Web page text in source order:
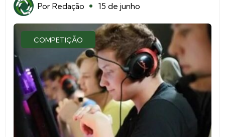
Por Redação 15 de junho
COMPETIÇÃO